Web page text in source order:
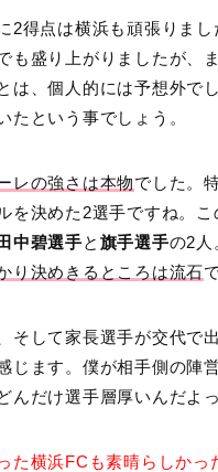
2得点は横浜も頑張りまし
も盛り上がりましたが、
は、個人的には予想外で
たという事でしょう。
レの強さは本物でした。
を決めた2選手ですね。こ
田中碧選手と 旗手選手の2人
り決めきるところは流石
そして家長選手が交代で
じます。僕が相手側の陣
んだけ選手層厚いんだよっ
た横浜FCも素晴らしかっ